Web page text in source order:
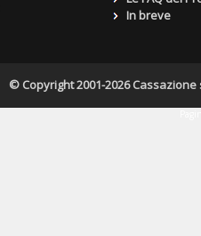
In breve
© Copyright 2001-2026 Cassazione